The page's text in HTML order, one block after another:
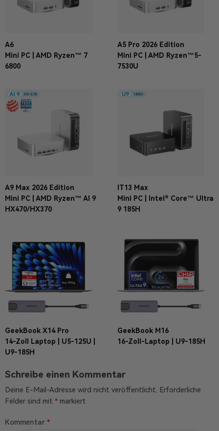
A6
Mini PC | AMD Ryzen™ 7
6800
A5 Pro 2026 Edition
Mini PC | AMD Ryzen™5-
7530U
A9 Max 2026 Edition
Mini PC | AMD Ryzen™ AI 9
HX470/HX370
IT13 Max
Mini PC | Intel® Core™ Ultra
9 185H
GeekBook X14 Pro
14-Zoll Laptop | U5-125U |
U9-185H
GeekBook M16
16-Zoll-Laptop | U9-185H
Schreibe einen Kommentar
Deine E-Mail-Adresse wird nicht veröffentlicht. Erforderliche
Felder sind mit * markiert
Kommentar *